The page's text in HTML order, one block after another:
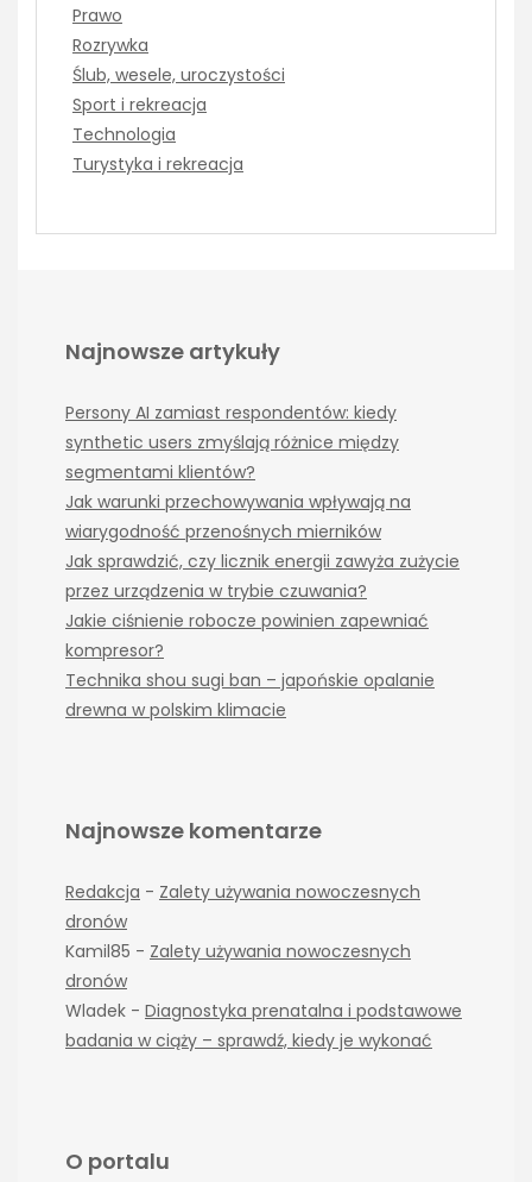
Prawo
Rozrywka
Ślub, wesele, uroczystości
Sport i rekreacja
Technologia
Turystyka i rekreacja
Najnowsze artykuły
Persony AI zamiast respondentów: kiedy
synthetic users zmyślają różnice między
segmentami klientów?
Jak warunki przechowywania wpływają na
wiarygodność przenośnych mierników
Jak sprawdzić, czy licznik energii zawyża zużycie
przez urządzenia w trybie czuwania?
Jakie ciśnienie robocze powinien zapewniać
kompresor?
Technika shou sugi ban – japońskie opalanie
drewna w polskim klimacie
Najnowsze komentarze
Redakcja - Zalety używania nowoczesnych
dronów
Kamil85 - Zalety używania nowoczesnych
dronów
Wladek - Diagnostyka prenatalna i podstawowe
badania w ciąży – sprawdź, kiedy je wykonać
O portalu